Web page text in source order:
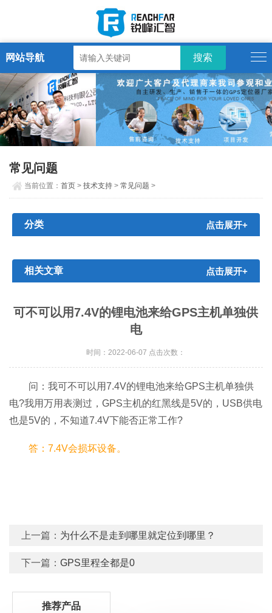
网站导航
常见问题
当前位置：首页 >技术支持 >常见问题 >
分类 点击展开+
相关文章 点击展开+
可不可以用7.4V的锂电池来给GPS主机单独供
电
时间：2022-06-07 点击次数：
问：我可不可以用7.4V的锂电池来给GPS主机单独供
电?我用万用表测过，GPS主机的红黑线是5V的，USB供电
也是5V的，不知道7.4V下能否正常工作?
答：7.4V会损坏设备。
上一篇： 为什么不是走到哪里就定位到哪里？
下一篇：GPS里程全都是0
推荐产品